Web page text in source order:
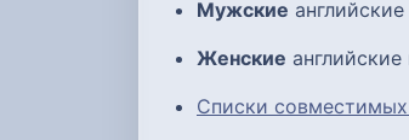
Мужские
Женские
Списки